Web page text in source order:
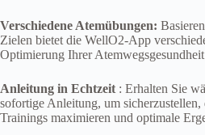
Verschiedene Atemübungen:
Zielen bietet die WellO2-App
Optimierung Ihrer
Anleitung in Echtzeit : Erhalten Sie
sofortige Anleitung, um
Trainings maximieren und optimale